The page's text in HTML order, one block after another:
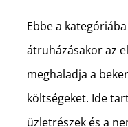
Ebbe a
átruházásakor az
meghaladja a
költségeket. Ide
üzletrészek és a